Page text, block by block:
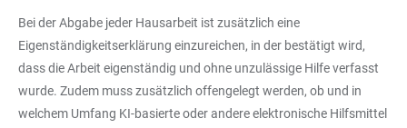
Bei der Abgabe jeder Hausarbeit ist zusätzlich eine
Eigenständigkeitserklärung einzureichen, in der bestätigt wird,
dass die Arbeit eigenständig und ohne unzulässige Hilfe verfasst
wurde. Zudem muss zusätzlich offengelegt werden, ob und in
welchem Umfang KI-basierte oder andere elektronische Hilfsmittel